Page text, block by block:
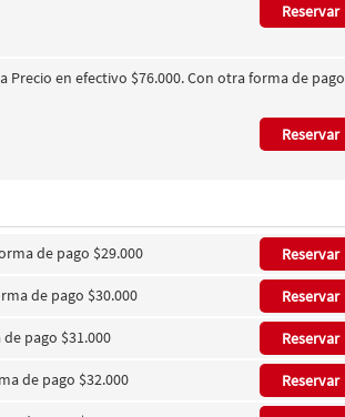
Reservar
Precio en efectivo $76.000. Con otra forma de pago
Reservar
de pago $29.000
Reservar
de pago $30.000 Reservar
pago $31.000 Reservar
de pago $32.000 Reservar